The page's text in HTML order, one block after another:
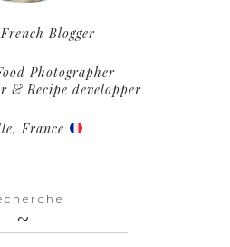
Blogger
Photographer
& Recipe developper
France
SEARCH BUTTON